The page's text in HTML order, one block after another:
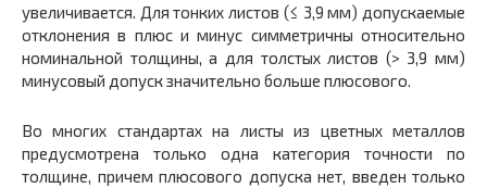
увеличивается. Для тонких листов (≤ 3,9 мм) допускаемые
отклонения в плюс и минус симметричны относительно
номинальной толщины, а для толстых листов (> 3,9 мм)
минусовый допуск значительно больше плюсового.
Во многих стандартах на листы из цветных металлов
предусмотрена только одна категория точности по
толщине, причем плюсового допуска нет, введен только